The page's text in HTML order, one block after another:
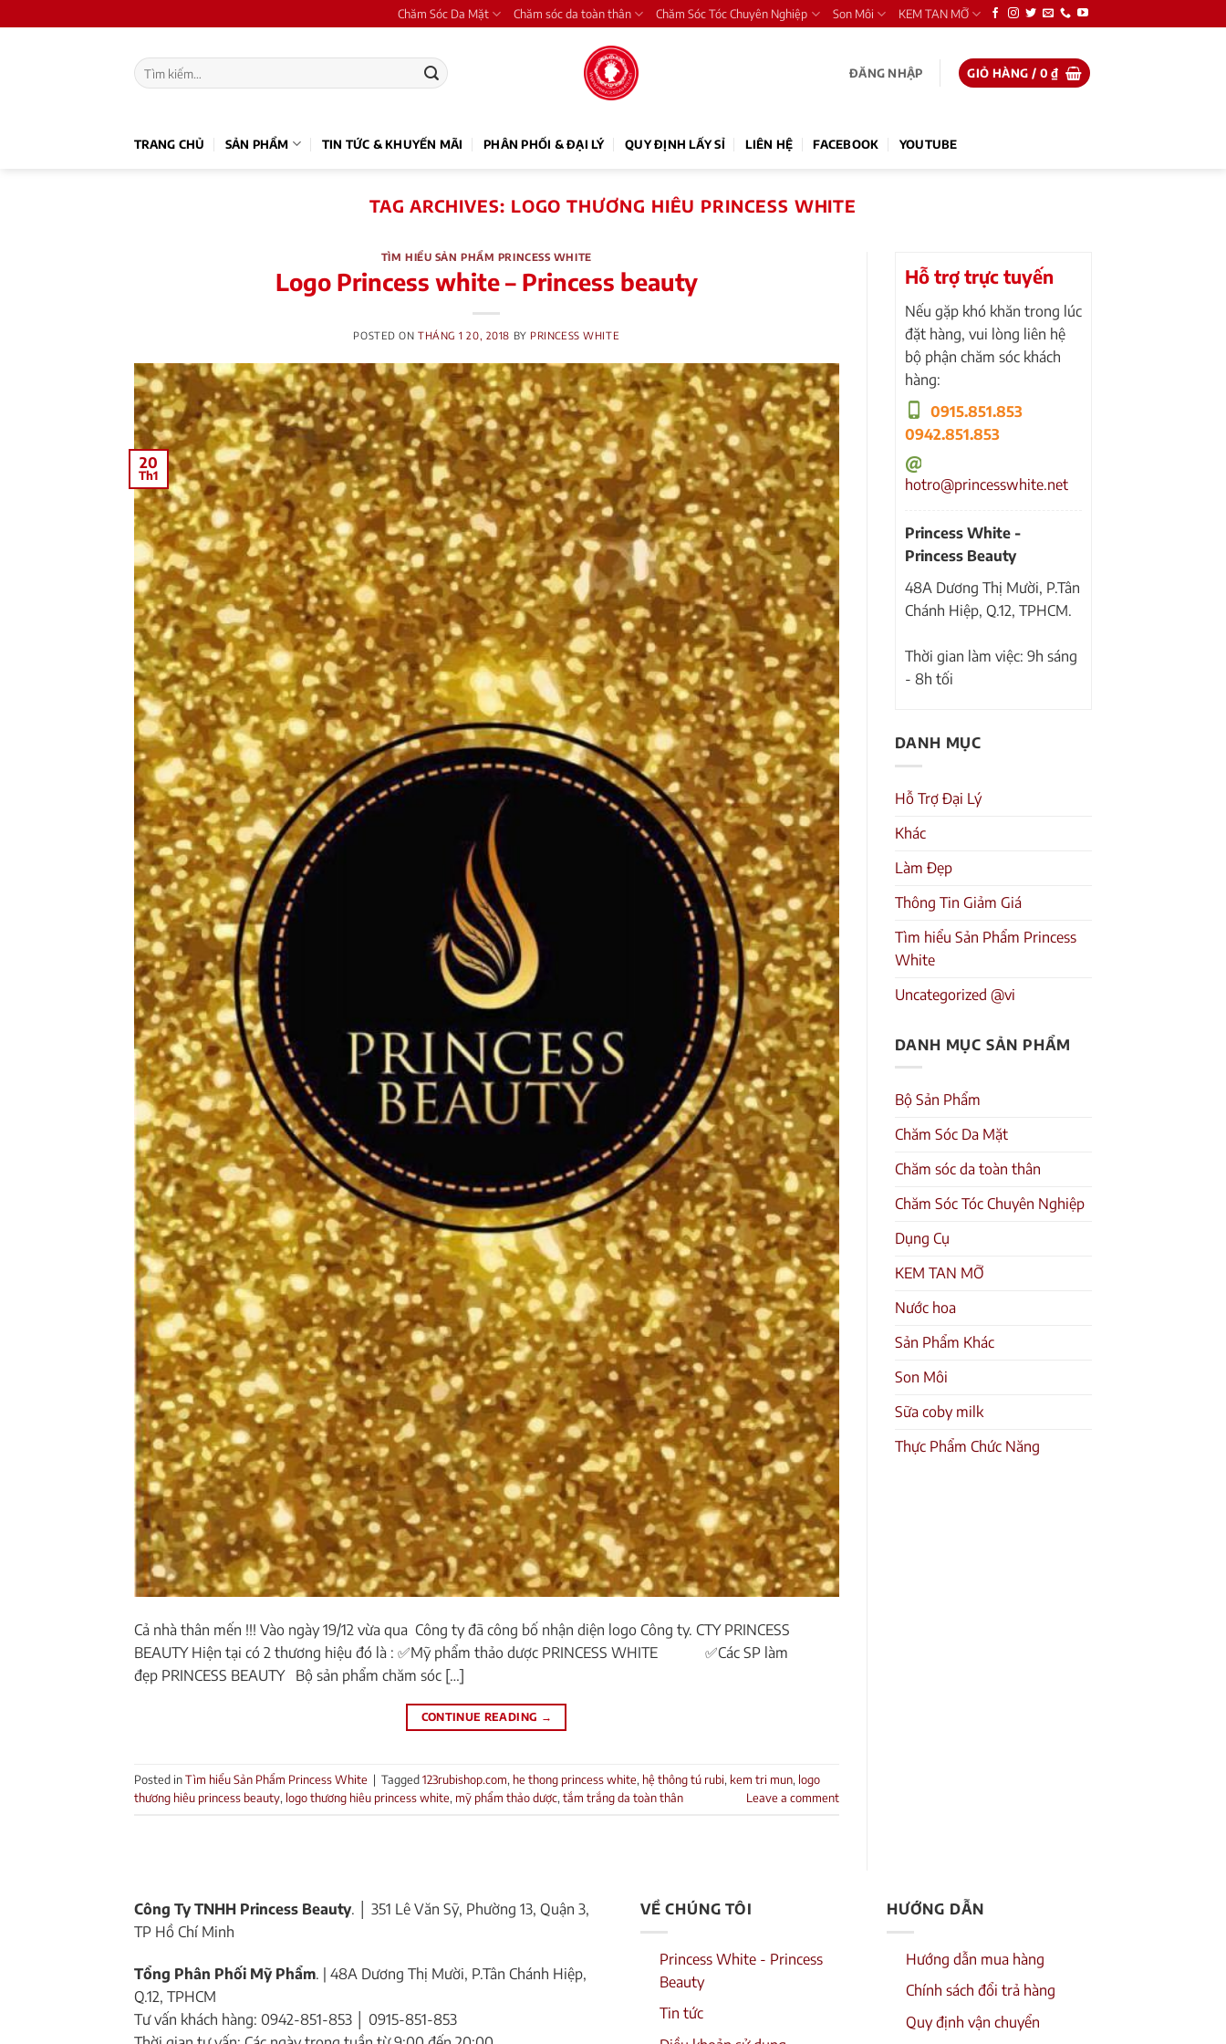
to
Chăm Sóc Da Mặt Chăm sóc da toàn thân Chăm Sóc Tóc Chuyên Nghiệp Son Môi KEM TAN MỠ
Tìm
kiếm:
ĐĂNG NHẬP GIỎ HÀNG / 0₫
TRANG CHỦ SẢN PHẨM TIN TỨC & KHUYẾN MÃI PHÂN PHỐI & ĐẠI LÝ QUY ĐỊNH LẤY SỈ LIÊN HỆ FACEBOOK YOUTUBE
TAG ARCHIVES: LOGO THƯƠNG HIÊU PRINCESS WHITE
TÌM HIỂU SẢN PHẨM PRINCESS WHITE
Logo Princess white – Princess beauty
POSTED ONTHÁNG 1 20, 2018 BY PRINCESS WHITE
20
Th1
Cả nhà thân mến !!! Vào ngày 19/12 vừa qua Công ty đã công bố nhận diện logo Công ty. CTY PRINCESS
BEAUTY Hiện tại có 2 thương hiệu đó là : ✅Mỹ phẩm thảo dược PRINCESS WHITE ✅Các SP làm
đẹp PRINCESS BEAUTY Bộ sản phẩm chăm sóc […]
CONTINUE READING →
Posted inTìm hiểu Sản Phẩm Princess White | Tagged123rubishop.com, he thong princess white, hệ thông tú rubi, kem tri mun, logo
thương hiêu princess beauty, logo thương hiêu princess white, mỹ phẩm thảo dược,tắm trắng da toàn thân Leave a comment
Hỗ trợ trực tuyến
Nếu gặp khó khăn trong lúc
đặt hàng, vui lòng liên hệ
bộ phận chăm sóc khách
hàng:
0915.851.853
0942.851.853
hotro@princesswhite.net
Princess White -
Princess Beauty
48A Dương Thị Mười, P.Tân
Chánh Hiệp, Q.12, TPHCM.
Thời gian làm việc: 9h sáng
- 8h tối
DANH MỤC
Hỗ Trợ Đại Lý
Khác
Làm Đẹp
Thông Tin Giảm Giá
Tìm hiểu Sản Phẩm Princess
White
Uncategorized @vi
DANH MỤC SẢN PHẨM
Bộ Sản Phẩm
Chăm Sóc Da Mặt
Chăm sóc da toàn thân
Chăm Sóc Tóc Chuyên Nghiệp
Dụng Cụ
KEM TAN MỠ
Nước hoa
Sản Phẩm Khác
Son Môi
Sữa coby milk
Thực Phẩm Chức Năng
Công Ty TNHH Princess Beauty. │ 351 Lê Văn Sỹ, Phường 13, Quận 3,
TP Hồ Chí Minh
Tổng Phân Phối Mỹ Phẩm. | 48A Dương Thị Mười, P.Tân Chánh Hiệp,
Q.12, TPHCM
Tư vấn khách hàng: 0942-851-853 │ 0915-851-853
VỀ CHÚNG TÔI
Princess White - Princess
Beauty
Tin tức
HƯỚNG DẪN
Hướng dẫn mua hàng
Chính sách đổi trả hàng
Quy định vận chuyển